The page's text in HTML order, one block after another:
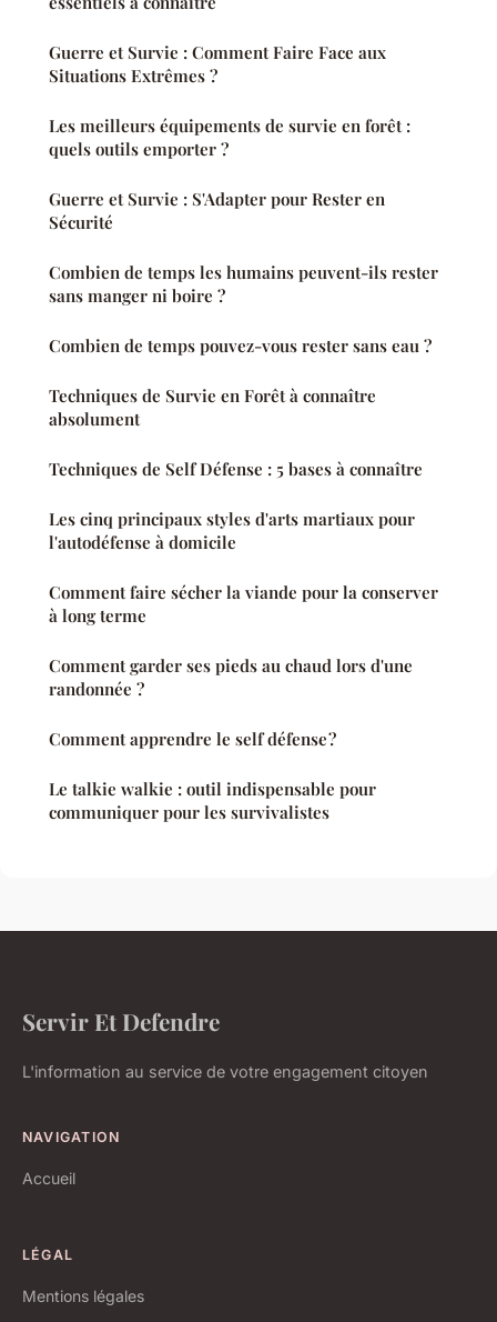
Guerre et Survie : Comment Faire Face aux
Situations Extrêmes ?
Les meilleurs équipements de survie en forêt :
quels outils emporter ?
Guerre et Survie : S'Adapter pour Rester en
Sécurité
Combien de temps les humains peuvent-ils rester
sans manger ni boire ?
Combien de temps pouvez-vous rester sans eau ?
Techniques de Survie en Forêt à connaître
absolument
Techniques de Self Défense : 5 bases à connaître
Les cinq principaux styles d'arts martiaux pour
l'autodéfense à domicile
Comment faire sécher la viande pour la conserver
à long terme
Comment garder ses pieds au chaud lors d'une
randonnée ?
Comment apprendre le self défense ?
Le talkie walkie : outil indispensable pour
communiquer pour les survivalistes
Servir Et Defendre
L'information au service de votre engagement citoyen
NAVIGATION
Accueil
LÉGAL
Mentions légales